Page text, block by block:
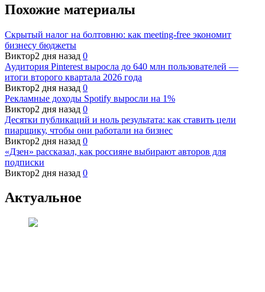
Похожие материалы
Скрытый налог на болтовню: как meeting-free экономит
бизнесу бюджеты
Виктор2 дня назад 0
Аудитория Pinterest выросла до 640 млн пользователей —
итоги второго квартала 2026 года
Виктор2 дня назад 0
Рекламные доходы Spotify выросли на 1%
Виктор2 дня назад 0
Десятки публикаций и ноль результата: как ставить цели
пиарщику, чтобы они работали на бизнес
Виктор2 дня назад 0
«Дзен» рассказал, как россияне выбирают авторов для
подписки
Виктор2 дня назад 0
Актуальное